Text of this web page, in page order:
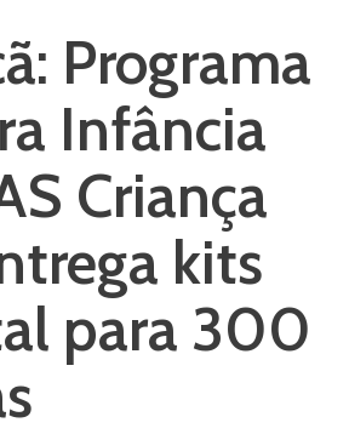
Programa
Infância
Criança
kits
para 300